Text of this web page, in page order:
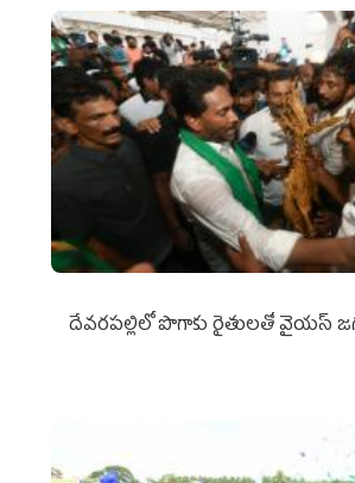
దేవరపల్లిలో పొగాకు రైతులతో వైయస్